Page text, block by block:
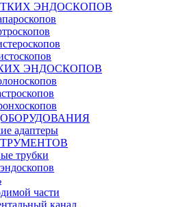
ЭНДОСКОПОВ
ЭНДОСКОПОВ
адаптеры
трубки
части
канал